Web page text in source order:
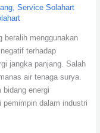
, Service Solahart
beralih menggunakan
terhadap
jangka panjang. Salah
air tenaga surya.
bidang energi
pemimpin dalam industri